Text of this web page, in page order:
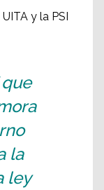
y la PSI
que
la
ley